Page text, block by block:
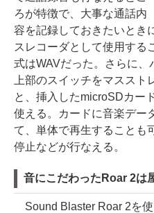
ろが特徴で、大事な通話内
容を記録しておきたいとき
スレコーダとして使用する
式はWAVだった。さらに、
上部のスイッチをマスス
と、挿入したmicroSDカー
使える。カードに音楽デー
て、単体で再生することも
停止などが行なえる。
音にこだわったRoar 2は
Sound Blaster Roar 2を使